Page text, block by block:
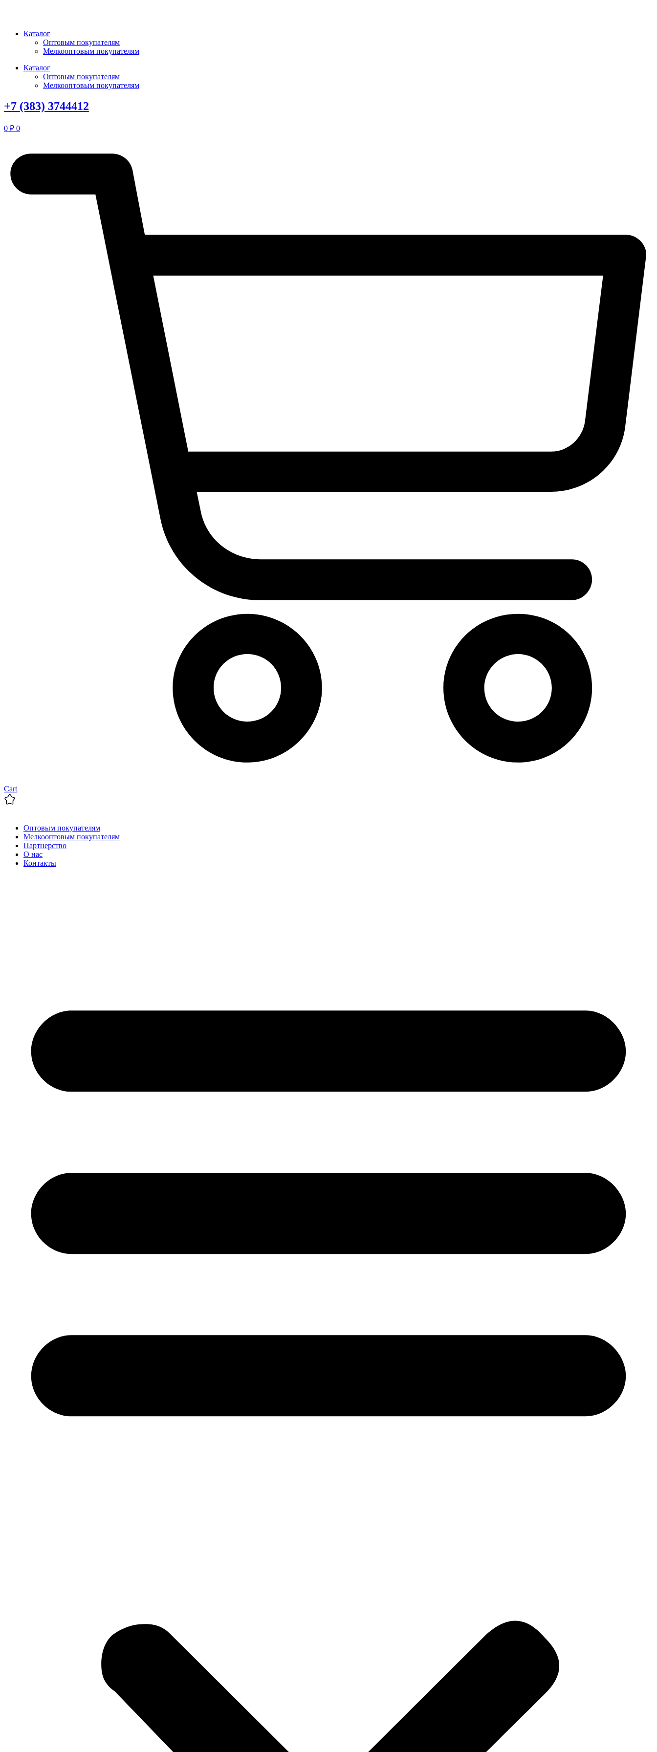
Каталог
Оптовым покупателям
Мелкооптовым покупателям
Каталог
Оптовым покупателям
Мелкооптовым покупателям
+7 (383) 3744412
0 ₽ 0
Cart
Оптовым покупателям
Мелкооптовым покупателям
Партнерство
О нас
Контакты